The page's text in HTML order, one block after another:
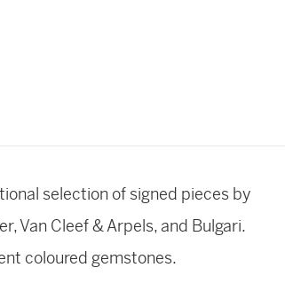
selection of signed pieces by
Van Cleef & Arpels, and Bulgari.
coloured gemstones.